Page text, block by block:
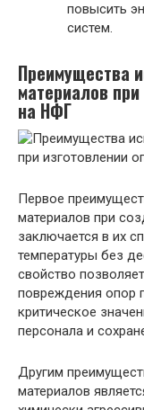
повысить
систем.
Преимущества
материалов
на НФГ
Первое
материалов при
заключается в их
температуры без
свойство
повреждения опор
критическое
персонала и
Другим
материалов